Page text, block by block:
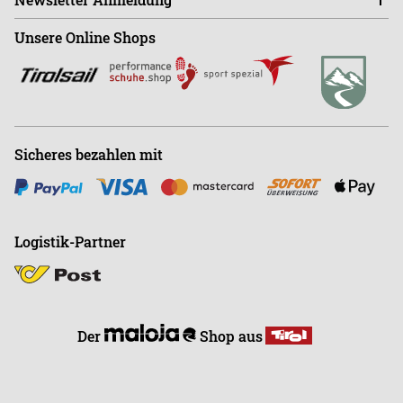
Shop+43 (0)664-88363270
Büro+43 (0)676-9408501
Sa - Mo ist der Shop GESCHLOSSEN!
Unsere Online Shops
Sicheres bezahlen mit
Logistik-Partner
Der Shop aus